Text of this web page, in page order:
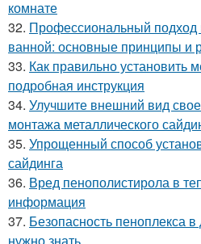
комнате
32. Профессиональный подход
ванной: основные принципы и
33. Как правильно установить
подробная инструкция
34. Улучшите внешний вид
монтажа металлического
35. Упрощенный способ
сайдинга
36. Вред пенополистирола в
информация
37. Безопасность пеноплекса